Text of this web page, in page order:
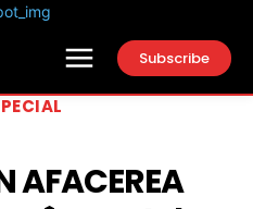
Subscribe
AFACEREA